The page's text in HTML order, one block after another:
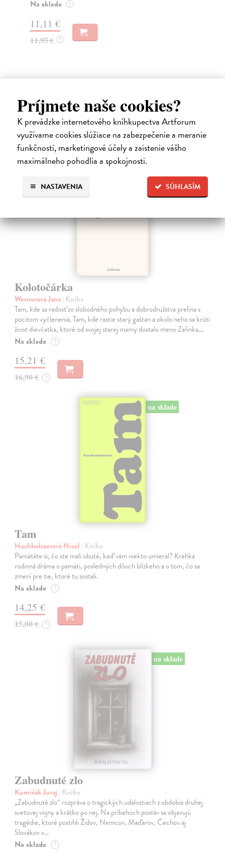
Príjmete naše cookies?
K prevádzke internetového kníhkupectva Artforum
využívame cookies slúžiace na zabezpečenie a meranie
funkčnosti, marketingové účely a zaistenie vášho
maximálneho pohodlia a spokojnosti.
SÚHLASÍM
NASTAVENIA
Na sklade ?
11,11 €
11,95 € ?
Ďalšie z kategórie slovenská
beletria
Kolotočárka
Wernerová Jana| Kniha
Tam, kde sa radosť zo slobodného pohybu a dobrodružstva prelína s
pocitom vyčlenenia. Tam, kde rastie starý gaštan a okolo neho sa krúti
život dievčatka, ktoré od svojej starej mamy dostalo meno Zelinka.…
Na sklade ?
15,21 €
16,90 € ?
na sklade
Tam
Hochholczerová Nicol | Kniha
Pamätáte si, čo ste mali obuté, keď vám niekto umieral? Krehká
rodinná dráma o pamäti, posledných dňoch blízkeho a o tom, čo sa
zmení pre tie, ktoré tu zostali.
Na sklade ?
14,25 €
15,00 € ?
na sklade
Zabudnuté zlo
Kumičák Juraj | Kniha
„Zabudnuté zlo“ rozpráva o tragických udalostiach z obdobia druhej
svetovej vojny a krátko po nej. Na príbehoch postáv sa objavujú
tragédie, ktoré postihli Židov, Nemcov, Maďarov, Čechov aj
Slovákov v…
Na sklade ?